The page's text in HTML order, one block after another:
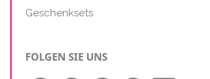
Geschenksets
FOLGEN SIE UNS